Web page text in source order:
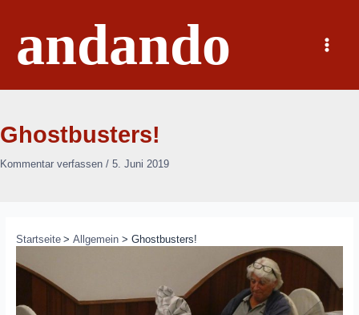
springenandando
Main
Menu
Ghostbusters!
Kommentar verfassen / 5. Juni 2019
Startseite Allgemein Ghostbusters!